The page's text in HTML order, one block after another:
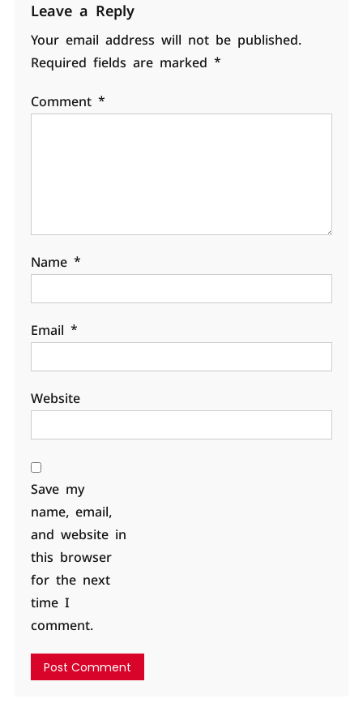
Leave a Reply
Your email address will not be published.
Required fields are marked *
Comment *
Name *
Email *
Website
Save my
name, email,
and website in
this browser
for the next
time I
comment.